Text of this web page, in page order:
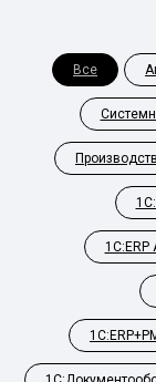
Все